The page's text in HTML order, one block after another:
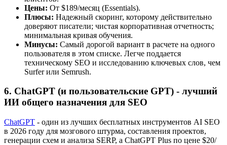
Цены: От $189/месяц (Essentials).
Плюсы: Надежный скоринг, которому действительно
доверяют писатели; чистая корпоративная отчетность;
минимальная кривая обучения.
Минусы: Самый дорогой вариант в расчете на одного
пользователя в этом списке. Легче поддается
техническому SEO и исследованию ключевых слов, чем
Surfer или Semrush.
6. ChatGPT (и пользовательские GPT) - лучший
ИИ общего назначения для SEO
ChatGPT - один из лучших бесплатных инструментов AI SEO
в 2026 году для мозгового штурма, составления проектов,
генерации схем и анализа SERP, а ChatGPT Plus по цене $20/